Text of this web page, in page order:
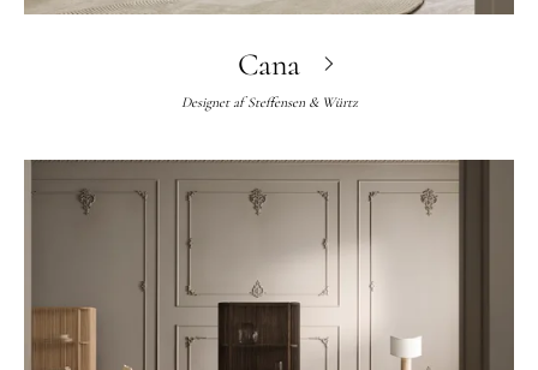
Cana
Designet af Steffensen & Würtz